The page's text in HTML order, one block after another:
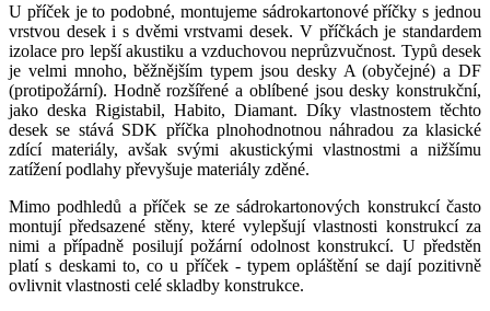
U příček je to podobné, montujeme sádrokartonové příčky s jednou
vrstvou desek i s dvěmi vrstvami desek. V příčkách je standardem
izolace pro lepší akustiku a vzduchovou neprůzvučnost. Typů desek
je velmi mnoho, běžnějším typem jsou desky A (obyčejné) a DF
(protipožární). Hodně rozšířené a oblíbené jsou desky konstrukční,
jako deska Rigistabil, Habito, Diamant. Díky vlastnostem těchto
desek se stává SDK příčka plnohodnotnou náhradou za klasické
zdící materiály, avšak svými akustickými vlastnostmi a nižšímu
zatížení podlahy převyšuje materiály zděné.
Mimo podhledů a příček se ze sádrokartonových konstrukcí často
montují předsazené stěny, které vylepšují vlastnosti konstrukcí za
nimi a případně posilují požární odolnost konstrukcí. U předstěn
platí s deskami to, co u příček - typem opláštění se dají pozitivně
ovlivnit vlastnosti celé skladby konstrukce.